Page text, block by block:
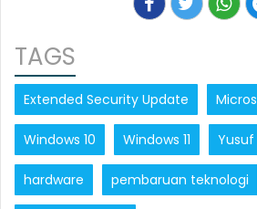
TAGS
Extended Security Update
Windows 10 Windows 11
hardware pembaruan teknologi